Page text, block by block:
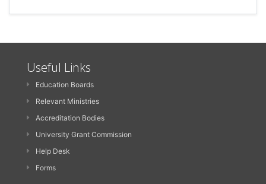
Useful Links
Education Boards
Relevant Ministries
Accreditation Bodies
University Grant Commission
Help Desk
Forms